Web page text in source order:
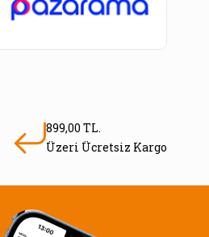
899,00 TL.
Üzeri Ücretsiz Kargo